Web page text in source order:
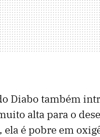
Diabo também
alta para o
ela é pobre em